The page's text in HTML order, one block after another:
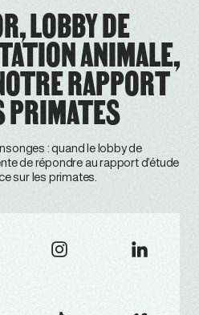
LOBBY DE
ANIMALE,
RAPPORT
PRIMATES
: quand le lobby de
de répondre au rapport d’étude
sur les primates.